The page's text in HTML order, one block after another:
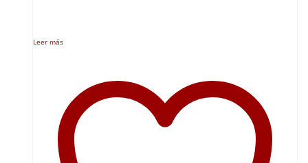
Leer más